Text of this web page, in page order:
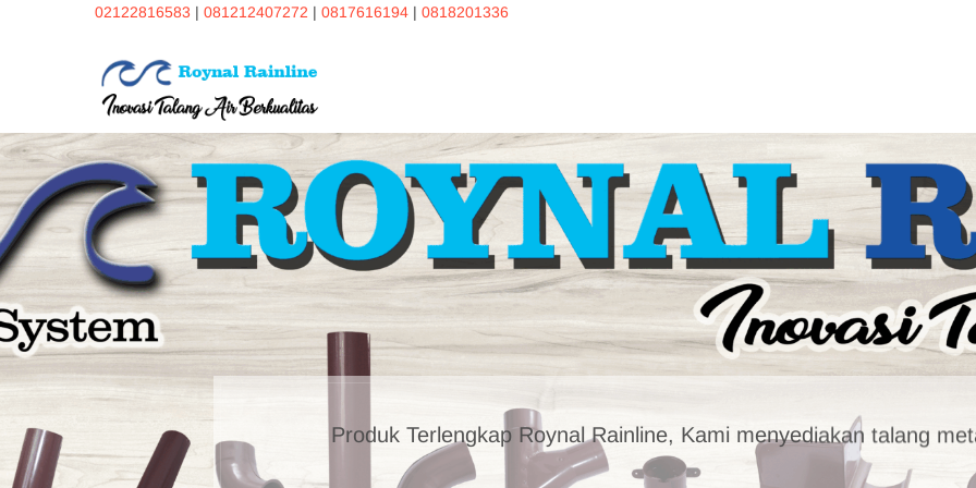
02122816583 | 081212407272 | 0817616194 | 0818201336
Produk Terlengkap Roynal Rainline, Kami menyediakan talang